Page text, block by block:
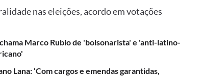
nas eleições, acordo em votações
Marco Rubio de 'bolsonarista' e 'anti-latino-
Lana: ‘Com cargos e emendas garantidas,